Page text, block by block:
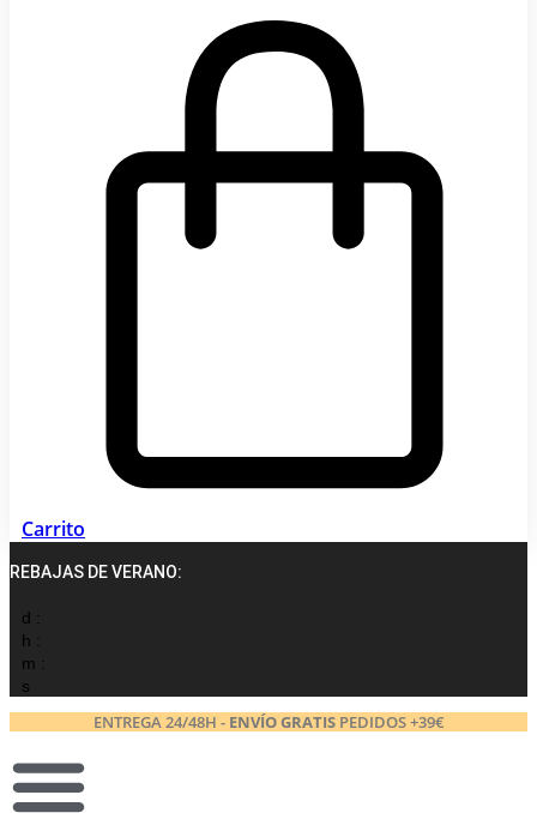
Carrito
REBAJAS DE VERANO:
d :
h :
m :
s
ENTREGA 24/48H - ENVÍO GRATISPEDIDOS +39€